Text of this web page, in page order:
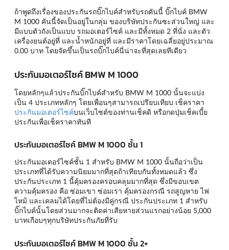
ถ้าพูดถึงเรื่องของประกันรถบิ๊กไบค์สำหรับรถคันนี้ บิ๊กไบค์ BMW
M 1000 คันนี้จัดเป็นอยู่ในกลุ่ม ของบริษัทประกันซะส่วนใหญ่ และ
มีแบบตัวถังเป็นแบบ รถมอเตอร์ไซค์ และมีทั้งหมด 2 ที่นั่ง และตัว
เครื่องยนต์อยู่ที่ และน้ำหนักอยู่ที่ และมีราคาโดยเฉลี่ยอยู่ประมาณ
0.00 บาท โดยจัดขึ้นเป็นรถบิ๊กไบค์นี่น่าจะที่สุดเลยทีเดียว
ประกันมอเตอร์ไซค์ BMW M 1000
โดยหลักๆแล้วประกันบิ๊กไบค์สำหรับ BMW M 1000 นั้นจะแบ่ง
เป็น 4 ประเภทหลักๆ โดยเพื่อนๆสามารถเปรียบเทียบ เช็คราคา
ประกันมอเตอร์ไซค์บนเว็บไซต์ของท่านเช็คดิ หรือกดปุ่มเช็คเบี้ย
ประกันเพื่อเช็คราคาทันที
ประกันมอเตอร์ไซค์ BMW M 1000 ชั้น 1
ประกันมอเตอร์ไซค์ชั้น 1 สำหรับ BMW M 1000 นั้นถือว่าเป็น
ประเภทที่ได้รับความนิยมมากที่สุดถ้าเทียบกันทั้งหมดแล้ว ซึ่ง
ประกันประเภท 1 นี้คุ้มครองครอบคลุมมากที่สุด ซึ่งมีขอบเขต
ความคุ้มครอง คือ ซ่อมเขา ซ่อมเรา คุ้มครองกรณี รถสูญหาย ไฟ
ไหม้ และเคลมได้โดยที่ไม่ต้องมีคู่กรณี ประกันประเภท 1 สำหรับ
บิ๊กไบค์นั้นโดยส่วนมากจะติดค่าเสียหายส่วนแรกอย่างน้อย 5,000
บาทเกือบๆทุกบริษัทประกันภัยที่รับ
ประกันมอเตอร์ไซค์ BMW M 1000 ชั้น 2+